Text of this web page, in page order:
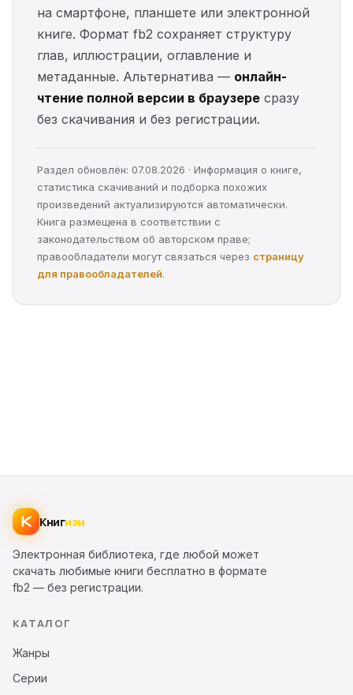
на смартфоне, планшете или электронной
книге. Формат fb2 сохраняет структуру
глав, иллюстрации, оглавление и
метаданные. Альтернатива — онлайн-
чтение полной версии в браузере сразу
без скачивания и без регистрации.
Раздел обновлён: 07.08.2026 · Информация о книге,
статистика скачиваний и подборка похожих
произведений актуализируются автоматически.
Книга размещена в соответствии с
законодательством об авторском праве;
правообладатели могут связаться через страницу
для правообладателей.
Книгизм
Электронная библиотека, где любой может
скачать любимые книги бесплатно в формате
fb2 — без регистрации.
КАТАЛОГ
Жанры
Серии